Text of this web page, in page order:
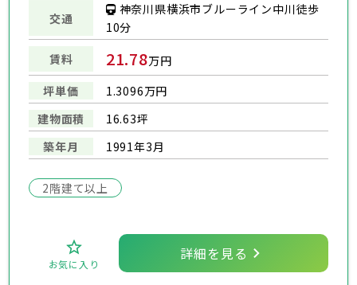
交通
神奈川県横浜市ブルーライン中川徒歩
10分
賃料
21.78万円
坪単価
1.3096万円
建物面積
16.63坪
築年月
1991年3月
2階建て以上
お気に入り
詳細を見る